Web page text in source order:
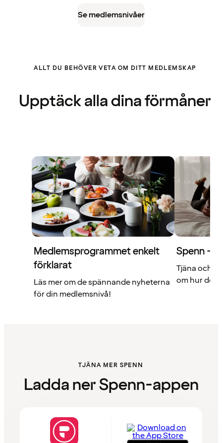
Se medlemsnivåer
ALLT DU BEHÖVER VETA OM DITT MEDLEMSKAP
Upptäck alla dina förmåner
Medlemsprogrammet enkelt
förklarat
Läs mer om de spännande nyheterna
för din medlemsnivå!
Spenn –
Tjäna och
om hur det
TJÄNA MER SPENN
Ladda ner Spenn-appen